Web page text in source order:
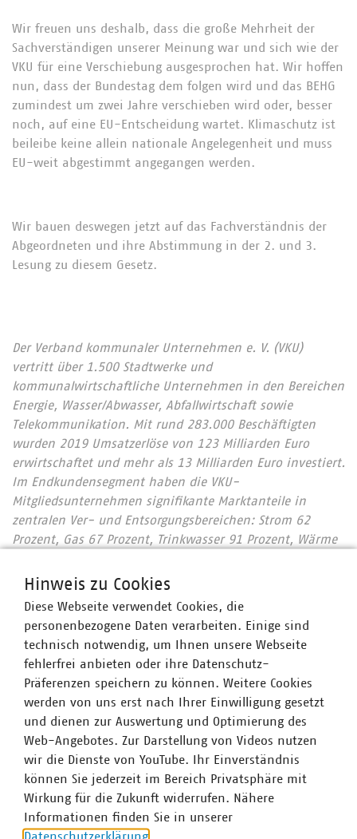
Wir freuen uns deshalb, dass die große Mehrheit der
Sachverständigen unserer Meinung war und sich wie der
VKU für eine Verschiebung ausgesprochen hat. Wir hoffen
nun, dass der Bundestag dem folgen wird und das BEHG
zumindest um zwei Jahre verschieben wird oder, besser
noch, auf eine EU-Entscheidung wartet. Klimaschutz ist
beileibe keine allein nationale Angelegenheit und muss
EU-weit abgestimmt angegangen werden.
Wir bauen deswegen jetzt auf das Fachverständnis der
Abgeordneten und ihre Abstimmung in der 2. und 3.
Lesung zu diesem Gesetz.
Der Verband kommunaler Unternehmen e. V. (VKU)
vertritt über 1.500 Stadtwerke und
kommunalwirtschaftliche Unternehmen in den Bereichen
Energie, Wasser/Abwasser, Abfallwirtschaft sowie
Telekommunikation. Mit rund 283.000 Beschäftigten
wurden 2019 Umsatzerlöse von 123 Milliarden Euro
erwirtschaftet und mehr als 13 Milliarden Euro investiert.
Im Endkundensegment haben die VKU-
Mitgliedsunternehmen signifikante Marktanteile in
zentralen Ver- und Entsorgungsbereichen: Strom 62
Prozent, Gas 67 Prozent, Trinkwasser 91 Prozent, Wärme
31.500 Tonnen Abfall und tragen durch getrennte
67 Prozent die höchste Recyclingquote in der
Europäischen Union hat. Immer mehr
Mitgliedsunternehmen engagieren sich im
über 700 Millionen Euro. Beim Breitbandausbau setzen
92 Prozent der Unternehmen auf Glasfaser bis
mindestens ins Gebäude. Wir halten Deutschland am
Laufen – klimaneutral, leistungsstark, lebenswert. Unser
Hinweis zu Cookies
Diese Webseite verwendet Cookies, die
personenbezogene Daten verarbeiten. Einige sind
technisch notwendig, um Ihnen unsere Webseite
fehlerfrei anbieten oder ihre Datenschutz-
Präferenzen speichern zu können. Weitere Cookies
werden von uns erst nach Ihrer Einwilligung gesetzt
und dienen zur Auswertung und Optimierung des
Web-Angebotes. Zur Darstellung von Videos nutzen
wir die Dienste von YouTube. Ihr Einverständnis
können Sie jederzeit im Bereich Privatsphäre mit
Wirkung für die Zukunft widerrufen. Nähere
Informationen finden Sie in unserer
Datenschutzerklärung